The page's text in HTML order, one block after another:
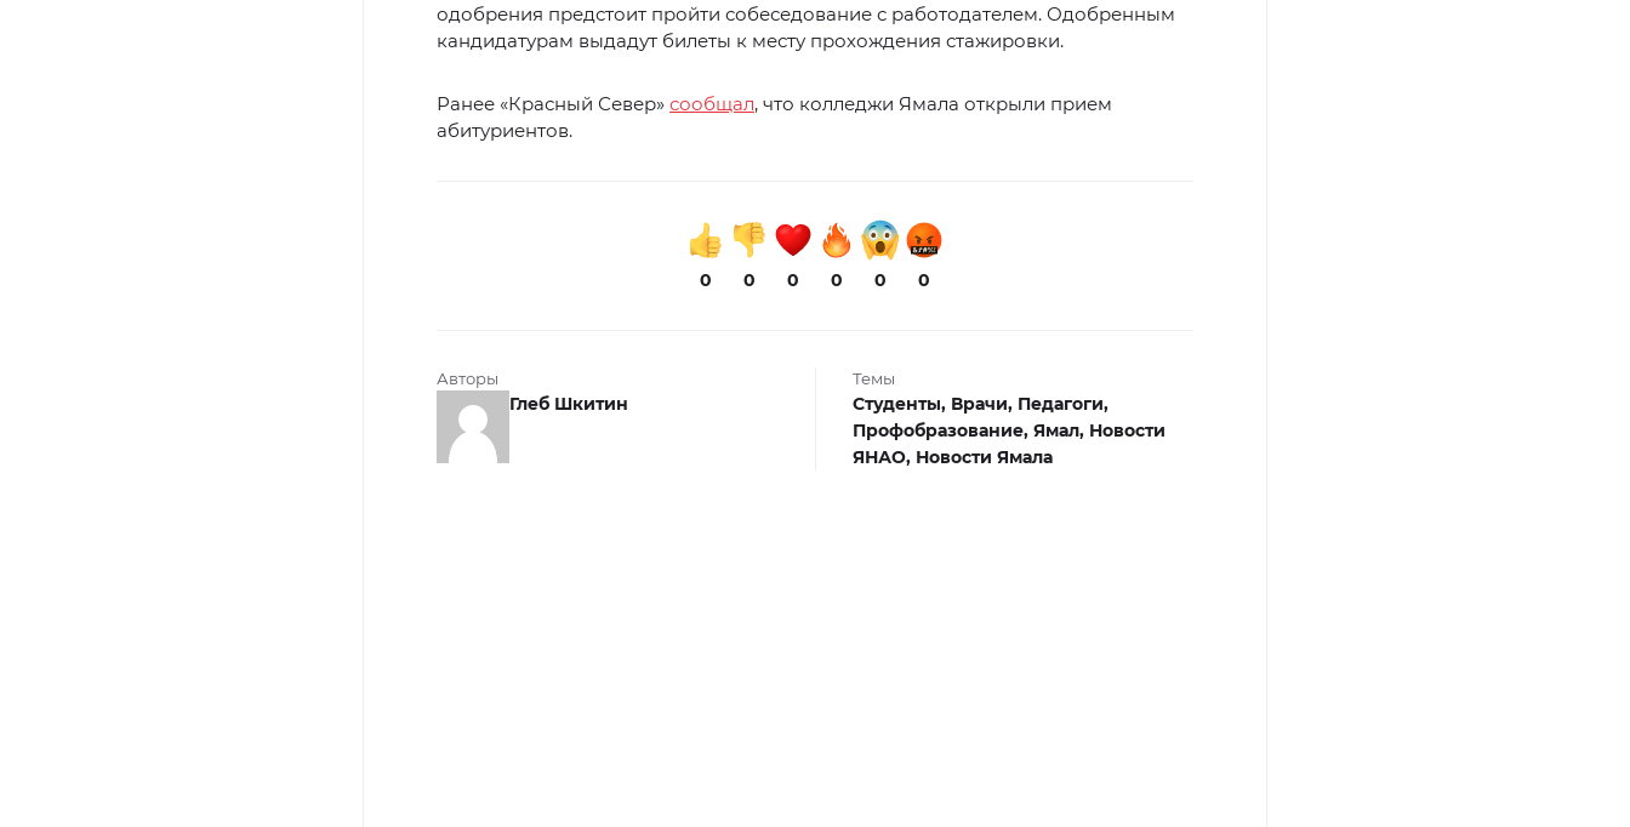
одобрения предстоит пройти собеседование с работодателем. Одобренным
кандидатурам выдадут билеты к месту прохождения стажировки.
Ранее «Красный Север» сообщал, что колледжи Ямала открыли прием
абитуриентов.
0 0 0 0 0 0
Авторы
Глеб Шкитин
Темы
Студенты, Врачи, Педагоги,
Профобразование, Ямал, Новости
ЯНАО, Новости Ямала